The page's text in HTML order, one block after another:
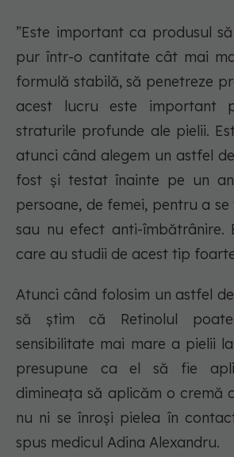
”Este important ca produsul
pur într-o cantitate cât mai
formulă stabilă, să penetreze
acest lucru este important
straturile profunde ale pielii.
atunci când alegem un astfel
fost și testat înainte pe un
persoane, de femei, pentru a
sau nu efect anti-îmbătrânire.
care au studii de acest tip
Atunci când folosim un astfel
să știm că Retinolul
sensibilitate mai mare a pielii
presupune ca el să fie
dimineața să aplicăm o cremă
nu ni se înroși pielea în
spus medicul Adina Alexandru.